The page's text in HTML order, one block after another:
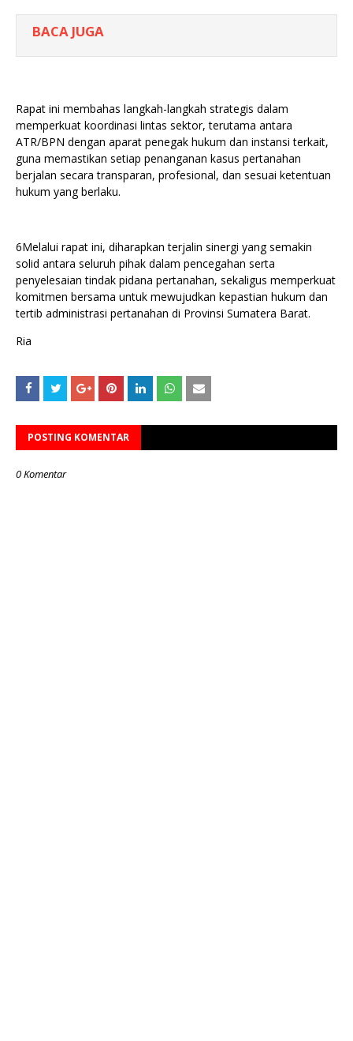
BACA JUGA
Rapat ini membahas langkah-langkah strategis dalam
memperkuat koordinasi lintas sektor, terutama antara
ATR/BPN dengan aparat penegak hukum dan instansi terkait,
guna memastikan setiap penanganan kasus pertanahan
berjalan secara transparan, profesional, dan sesuai ketentuan
hukum yang berlaku.
6Melalui rapat ini, diharapkan terjalin sinergi yang semakin
solid antara seluruh pihak dalam pencegahan serta
penyelesaian tindak pidana pertanahan, sekaligus memperkuat
komitmen bersama untuk mewujudkan kepastian hukum dan
tertib administrasi pertanahan di Provinsi Sumatera Barat.
Ria
POSTING KOMENTAR
0 Komentar